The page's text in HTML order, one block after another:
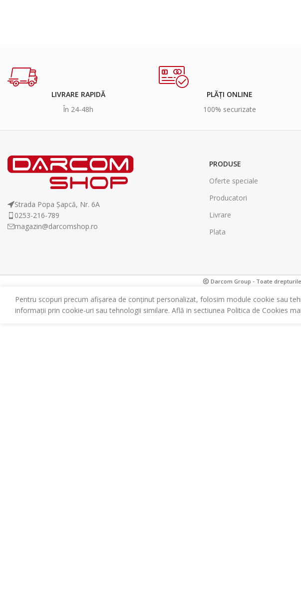
LIVRARE RAPIDĂ
În 24-48h
PLĂȚI ONLINE
100% securizate
Strada Popa Șapcă, Nr. 6A
0253-216-789
magazin@darcomshop.ro
PRODUSE
Oferte speciale
Producatori
Livrare
Plata
Darcom Group - Toate
Pentru scopuri precum afișarea de conținut personalizat, folosim module cookie sau
informații prin cookie-uri sau tehnologii similare. Află in sectiunea Politica de Cookies